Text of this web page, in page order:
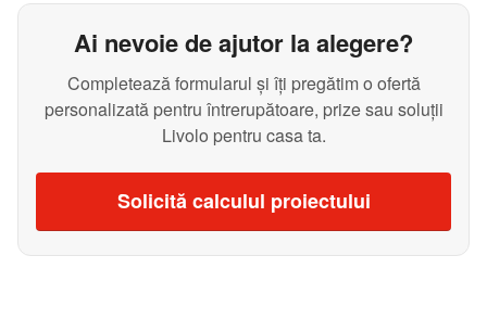
Ai nevoie de ajutor la alegere?
Completează formularul și îți pregătim o ofertă
personalizată pentru întrerupătoare, prize sau soluții
Livolo pentru casa ta.
Solicită calculul proiectului